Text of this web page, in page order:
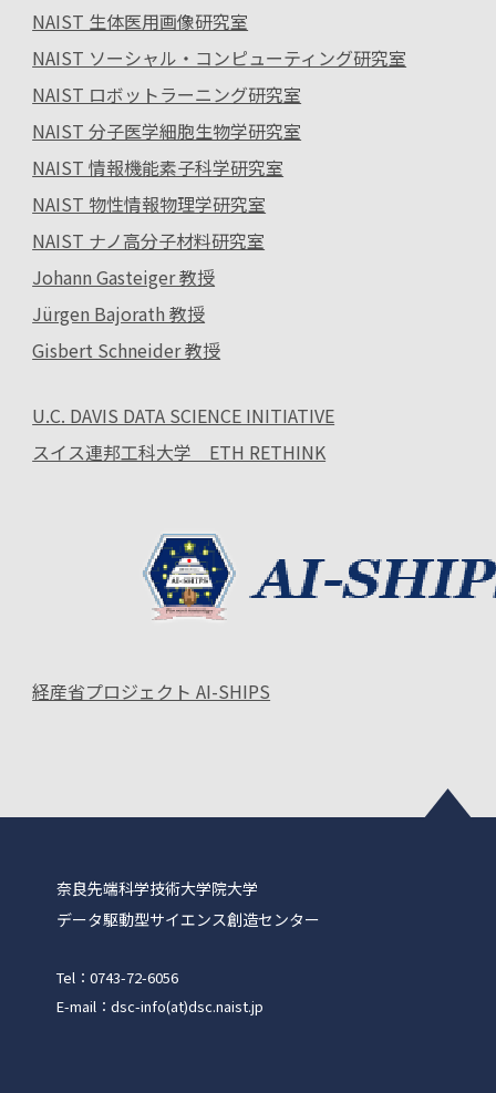
NAIST 生体医用画像研究室
NAIST ソーシャル・コンピューティング研究室
NAIST ロボットラーニング研究室
NAIST 分子医学細胞生物学研究室
NAIST 情報機能素子科学研究室
NAIST 物性情報物理学研究室
NAIST ナノ高分子材料研究室
Johann Gasteiger 教授
Jürgen Bajorath 教授
Gisbert Schneider 教授
U.C. DAVIS DATA SCIENCE INITIATIVE
スイス連邦工科大学 ETH RETHINK
経産省プロジェクト AI-SHIPS
奈良先端科学技術大学院大学
データ駆動型サイエンス創造センター
Tel：0743-72-6056
E-mail：dsc-info(at)dsc.naist.jp